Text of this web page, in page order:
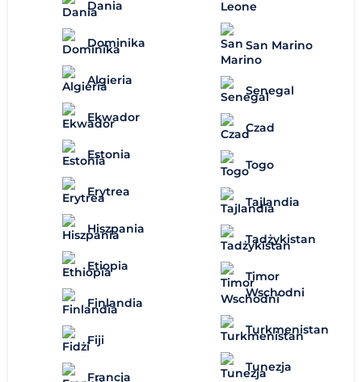
Dania
Dominika
Algieria
Ekwador
Estonia
Erytrea
Hiszpania
Etiopia
Finlandia
Fiji
Francja
San Marino
Senegal
Czad
Togo
Tajlandia
Tadżykistan
Timor
Wschodni
Turkmenistan
Tunezja